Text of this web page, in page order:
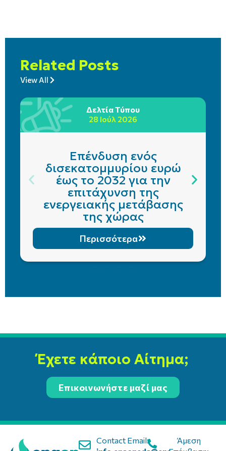
Related Posts
View All
Δελτία Τύπου
28 Ιούλ 2026
Επένδυση ενός
δισεκατομμυρίου ευρώ
έως το 2032 για την
επιτάχυνση της
ενεργειακής μετάβασης
της χώρας
Περισσότερα
Έχετε κάποιο Αίτημα;
Επικοινωνήστε μαζί μας
Contact Email:
Άμεση